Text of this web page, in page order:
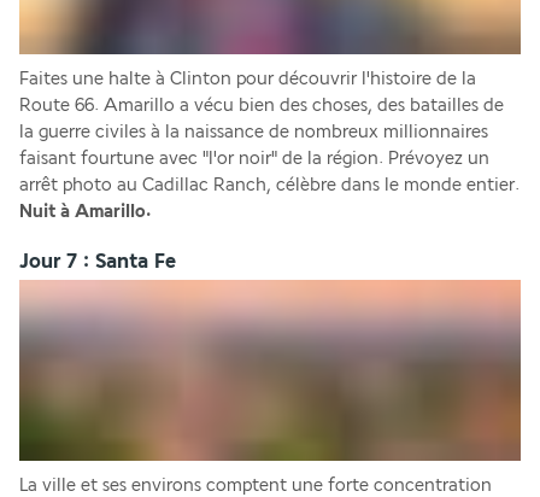
Faites une halte à Clinton pour découvrir l'histoire de la
Route 66. Amarillo a vécu bien des choses, des batailles de
la guerre civiles à la naissance de nombreux millionnaires
faisant fourtune avec "l'or noir" de la région. Prévoyez un
arrêt photo au Cadillac Ranch, célèbre dans le monde entier.
Nuit à Amarillo.
Jour 7 : Santa Fe
La ville et ses environs comptent une forte concentration